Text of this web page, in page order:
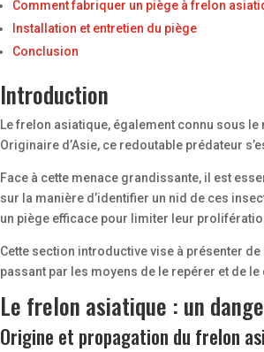
Comment fabriquer un piège à frelon
Installation et entretien du piège
Conclusion
Introduction
Le frelon asiatique, également connu sous le
Originaire d’Asie, ce redoutable prédateur
Face à cette menace grandissante, il est
sur la manière d’identifier un nid de ces
un piège efficace pour limiter leur
Cette section introductive vise à présenter
passant par les moyens de le repérer et de
Le frelon asiatique : un
Origine et propagation du frelon